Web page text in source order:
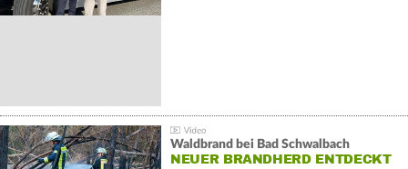
Waldbrand bei Bad Schwalbach
NEUER BRANDHERD ENTDECKT